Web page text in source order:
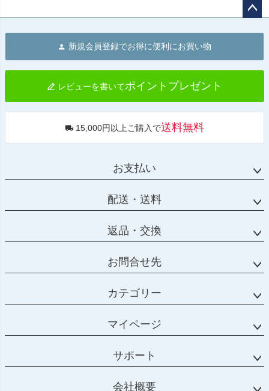
へ
新規会員登録でお得に便利にお買い物
レビューを書いてポイントプレゼント
15,000円以上ご購入で送料無料
お支払い
配送・送料
返品・交換
お問合せ先
カテゴリー
マイページ
サポート
会社概要